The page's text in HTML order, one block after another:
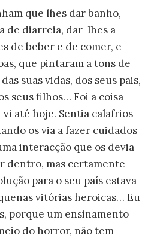
que lhes dar banho,
de diarreia, dar-lhes a
de beber e de comer, e
que pintaram a tons de
suas vidas, dos seus pais,
seus filhos… Foi a coisa
até hoje. Sentia calafrios
os via a fazer cuidados
interacção que os devia
dentro, mas certamente
para o seu país estava
vitórias heroicas… Eu
porque um ensinamento
do horror, não tem